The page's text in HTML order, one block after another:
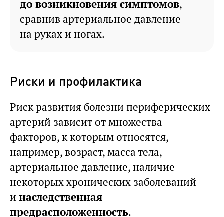
до возникновения симптомов,
сравнив артериальное давление
на руках и ногах.
Риски и профилактика
Риск развития болезни периферических
артерий зависит от множества
факторов, к которым относятся,
например, возраст, масса тела,
артериальное давление, наличие
некоторых хронических заболеваний
и наследственная
предрасположенность.